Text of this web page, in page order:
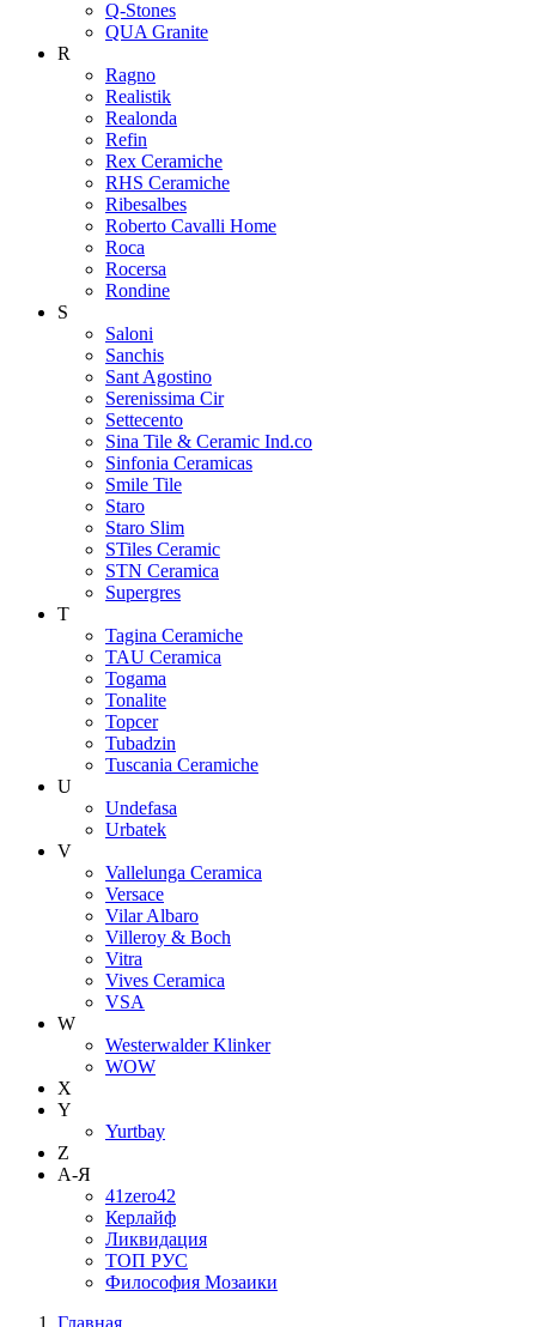
Q-Stones
QUA Granite
R
Ragno
Realistik
Realonda
Refin
Rex Ceramiche
RHS Ceramiche
Ribesalbes
Roberto Cavalli Home
Roca
Rocersa
Rondine
S
Saloni
Sanchis
Sant Agostino
Serenissima Cir
Settecento
Sina Tile & Ceramic Ind.co
Sinfonia Ceramicas
Smile Tile
Staro
Staro Slim
STiles Ceramic
STN Ceramica
Supergres
T
Tagina Ceramiche
TAU Ceramica
Togama
Tonalite
Topcer
Tubadzin
Tuscania Ceramiche
U
Undefasa
Urbatek
V
Vallelunga Ceramica
Versace
Vilar Albaro
Villeroy & Boch
Vitra
Vives Ceramica
VSA
W
Westerwalder Klinker
WOW
X
Y
Yurtbay
Z
А-Я
41zero42
Керлайф
Ликвидация
ТОП РУС
Философия Мозаики
Главная